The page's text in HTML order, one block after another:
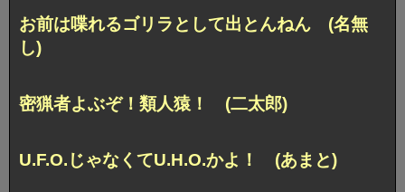
お前は喋れるゴリラとして出とんねん (名無
し)
密猟者よぶぞ！類人猿！ (二太郎)
U.F.O.じゃなくてU.H.O.かよ！ (あまと)